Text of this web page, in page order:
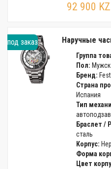
92 900
под заказ Наручные
Группа
Пол:
Бренд:
Страна
Испания
Тип
Браслет /
сталь
Корпус:
Форма
Цвет